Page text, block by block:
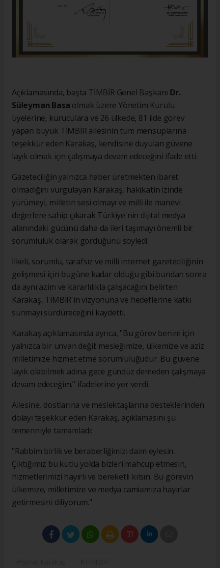
Açıklamasında, başta TİMBİR Genel Başkanı Dr.
Süleyman Basa olmak üzere Yönetim Kurulu
üyelerine, kuruculara ve 26 ülkede, 81 ilde görev
yapan büyük TİMBİR ailesinin tüm mensuplarına
teşekkür eden Karakaş, kendisine duyulan güvene
layık olmak için çalışmaya devam edeceğini ifade etti.
Gazeteciliğin yalnızca haber üretmekten ibaret
olmadığını vurgulayan Karakaş, hakikatin izinde
yürümeyi, milletin sesi olmayı ve milli ile manevi
değerlere sahip çıkarak Türkiye'nin dijital medya
alanındaki gücünü daha da ileri taşımayı önemli bir
sorumluluk olarak gördüğünü söyledi.
İlkeli, sorumlu, tarafsız ve milli internet gazeteciliğinin
gelişmesi için bugüne kadar olduğu gibi bundan sonra
da aynı azim ve kararlılıkla çalışacağını belirten
Karakaş, TİMBİR'in vizyonuna ve hedeflerine katkı
sunmayı sürdüreceğini kaydetti.
Karakaş açıklamasında ayrıca, "Bu görev benim için
yalnızca bir unvan değil; mesleğimize, ülkemize ve aziz
milletimize hizmet etme sorumluluğudur. Bu güvene
layık olabilmek adına gece gündüz demeden çalışmaya
devam edeceğim." ifadelerine yer verdi.
Ailesine, dostlarına ve meslektaşlarına desteklerinden
dolayı teşekkür eden Karakaş, açıklamasını şu
temenniyle tamamladı:
"Rabbim birlik ve beraberliğimizi daim eylesin.
Çıktığımız bu kutlu yolda bizleri mahcup etmesin,
hizmetlerimizi hayırlı ve bereketli kılsın. Bu görevin
ülkemize, milletimize ve medya camiamıza hayırlar
getirmesini diliyorum."